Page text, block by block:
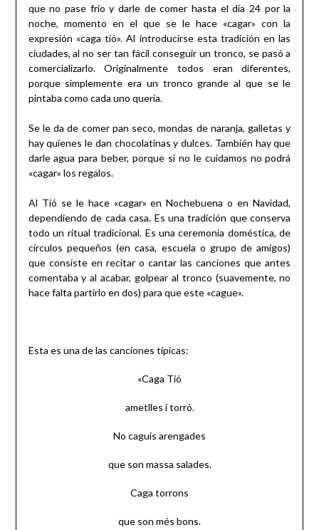
que no pase frío y darle de comer hasta el día 24 por la
noche, momento en el que se le hace «cagar» con la
expresión «caga tió». Al introducirse esta tradición en las
ciudades, al no ser tan fácil conseguir un tronco, se pasó a
comercializarlo. Originalmente todos eran diferentes,
porque simplemente era un tronco grande al que se le
pintaba como cada uno quería.
Se le da de comer pan seco, mondas de naranja, galletas y
hay quienes le dan chocolatinas y dulces. También hay que
darle agua para beber, porque si no le cuidamos no podrá
«cagar» los regalos.
Al Tió se le hace «cagar» en Nochebuena o en Navidad,
dependiendo de cada casa. Es una tradición que conserva
todo un ritual tradicional. Es una ceremonia doméstica, de
círculos pequeños (en casa, escuela o grupo de amigos)
que consiste en recitar o cantar las canciones que antes
comentaba y al acabar, golpear al tronco (suavemente, no
hace falta partirlo en dos) para que este «cague».
Esta es una de las canciones típicas:
«Caga Tió
ametlles i torró.
No caguis arengades
que son massa salades.
Caga torrons
que son més bons.